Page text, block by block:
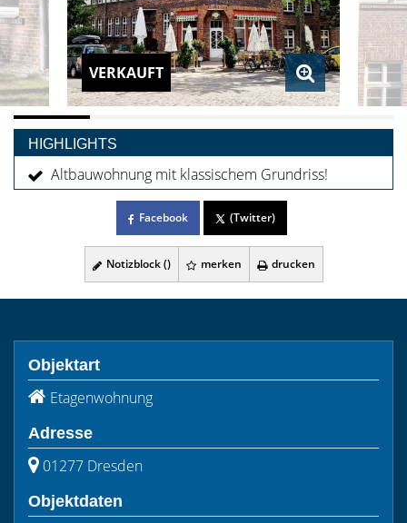
VERKAUFT
HIGHLIGHTS
Altbauwohnung mit klassischem Grundriss!
Facebook (Twitter)
Notizblock () merken drucken
Objektart
Etagenwohnung
Adresse
01277 Dresden
Objektdaten